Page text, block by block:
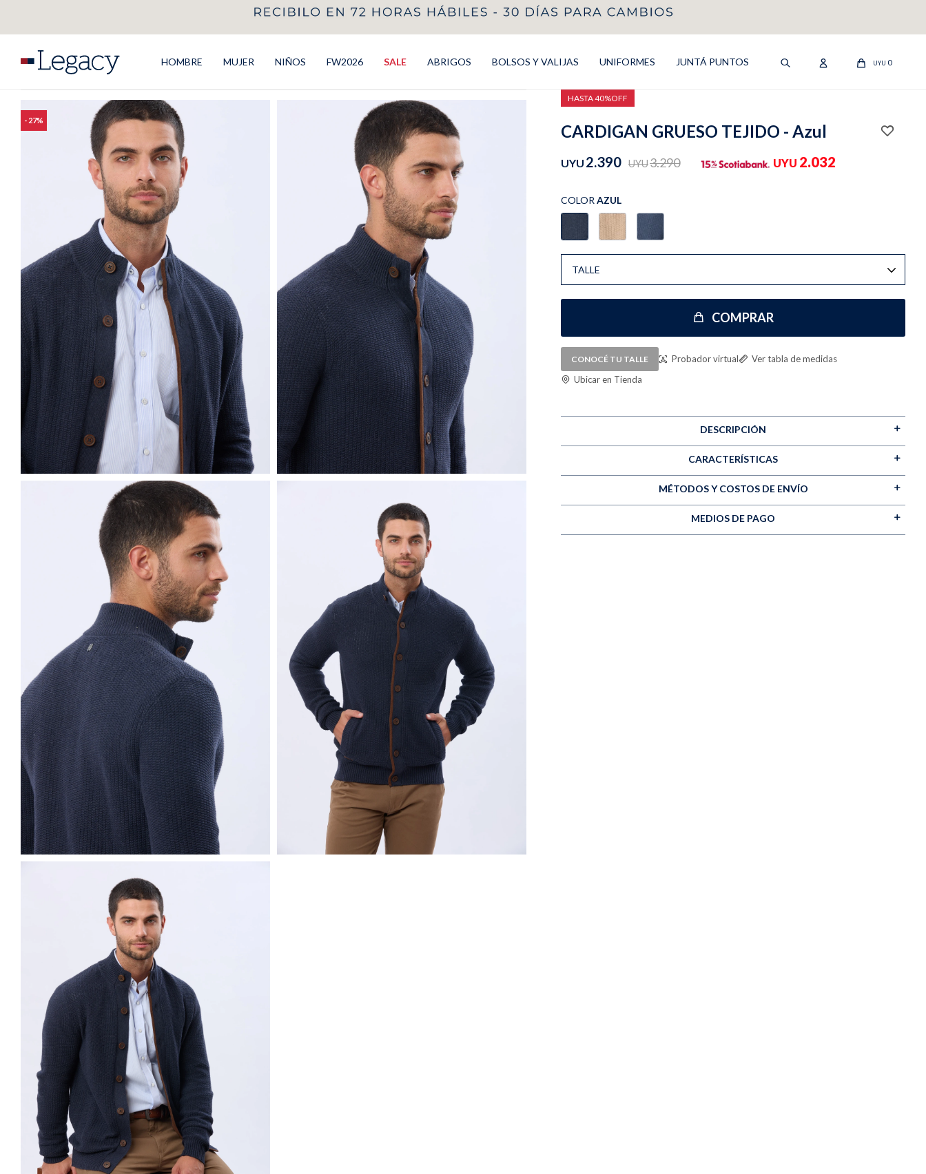
HOMBRE MUJER NIÑOS FW2026 SALE ABRIGOS BOLSOS Y VALIJAS UNIFORMES JUNTÁ PUNTOS UYU 0
27
HASTA 40%OFF
CARDIGAN GRUESO TEJIDO - Azul
UYU 2.390 UYU3.290 UYU 2.032
COLOR AZUL
TALLE
COMPRAR
CONOCÉ TU TALLE Probador virtual
Ver tabla de medidas
Ubicar en Tienda
DESCRIPCIÓN
CARACTERÍSTICAS
MÉTODOS Y COSTOS DE ENVÍO
MEDIOS DE PAGO